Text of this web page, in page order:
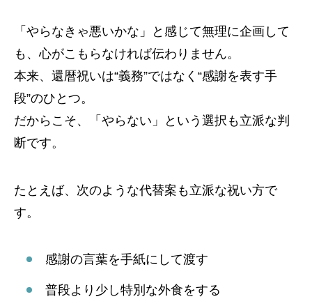
「やらなきゃ悪いかな」と感じて無理に企画して
も、心がこもらなければ伝わりません。
本来、還暦祝いは“義務”ではなく“感謝を表す手
段”のひとつ。
だからこそ、「やらない」という選択も立派な判
断です。
たとえば、次のような代替案も立派な祝い方で
す。
感謝の言葉を手紙にして渡す
普段より少し特別な外食をする